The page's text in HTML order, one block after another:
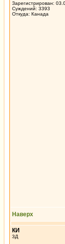
Зарегистрирован:
Суждений: 3393
Откуда: Канада
Наверх
КИ
3Д